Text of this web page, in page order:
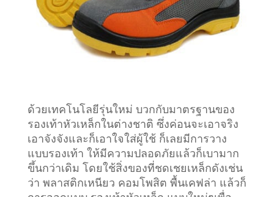
ด้วยเทคโนโลยีรุ่นใหม่ บวกกับมาตรฐานของ
รองเท้าหัวเหล็กในต่างชาติ ซึ่งค่อนจะเอาจริง
เอาจังจังและก็เอาใจใส่ผู้ใช้ ก็เลยมีการวาง
แบบรองเท้า ให้มีความปลอดภัยแล้วก็เบามาก
ขึ้นกว่าเดิม โดยใช้สิ่งของที่ชดเชยเหล็กดังเช่น
ว่า พลาสติกเหนียว คอมโพสิต พื้นเคฟล่า แล้วก็